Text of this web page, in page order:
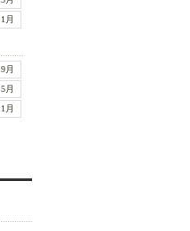
1月
9月
5月
1月